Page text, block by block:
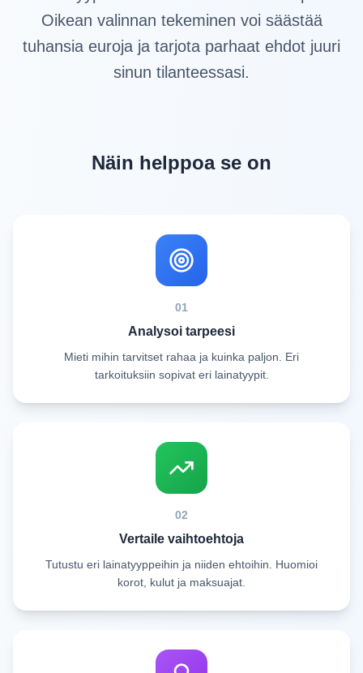
Oikean valinnan tekeminen voi säästää
tuhansia euroja ja tarjota parhaat ehdot juuri
sinun tilanteessasi.
Näin helppoa se on
01
Analysoi tarpeesi
Mieti mihin tarvitset rahaa ja kuinka paljon. Eri
tarkoituksiin sopivat eri lainatyypit.
02
Vertaile vaihtoehtoja
Tutustu eri lainatyyppeihin ja niiden ehtoihin. Huomioi
korot, kulut ja maksuajat.